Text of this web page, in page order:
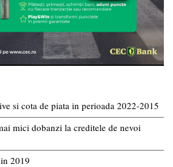
si cota de piata in perioada 2022-2015
mici dobanzi la creditele de nevoi
2019